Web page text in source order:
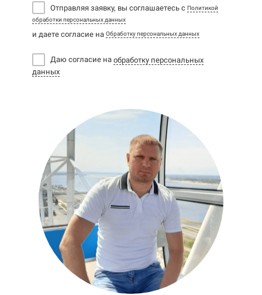
Отправляя заявку, вы соглашаетесь с Политикой
обработки персональных данных
и даете согласие на Обработку персональных данных
Даю согласие на обработку персональных
данных